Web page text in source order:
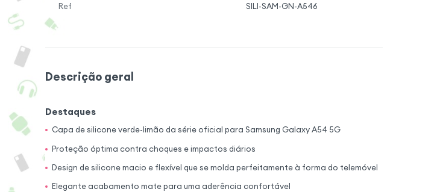
Ref SILI-SAM-GN-A546
Descrição geral
Destaques
Capa de silicone verde-limão da série oficial para Samsung Galaxy A54 5G
Proteção óptima contra choques e impactos diários
Design de silicone macio e flexível que se molda perfeitamente à forma do telemóvel
Elegante acabamento mate para uma aderência confortável